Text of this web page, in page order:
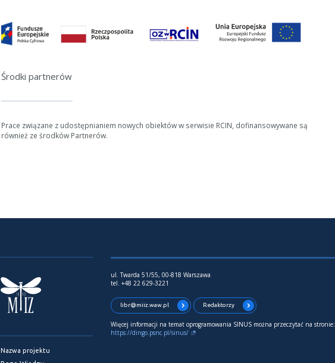
Środki partnerów
Prace związane z udostępnianiem nowych obiektów w serwisie RCIN, dofinansowywane są
również ze środków Partnerów.
Nazwa projektu
ul. Twarda 51/55, 00-818 Warszawa
tel. +48 22 629-3221
libr@miiz.waw.pl Redaktorzy
Więcej informacji na temat oprogramowania SINUS można przeczytać na stronie:
https://dingo.psnc.pl/sinus/